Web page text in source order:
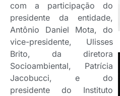
com a participação do
presidente da entidade,
Antônio Daniel Mota, do
vice-presidente, Ulisses
Brito, da diretora
Socioambiental, Patrícia
Jacobucci, e do
presidente do Instituto